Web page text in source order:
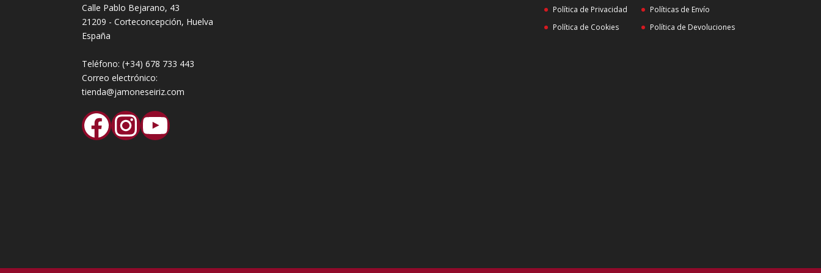
Calle Pablo Bejarano, 43
21209 - Corteconcepción, Huelva
España
Teléfono:(+34) 678 733 443
Correo electrónico:
tienda@jamoneseiriz.com
Facebook
Instagram
YouTube
Política de Privacidad
Política de Cookies
Políticas de Envío
Política de Devoluciones